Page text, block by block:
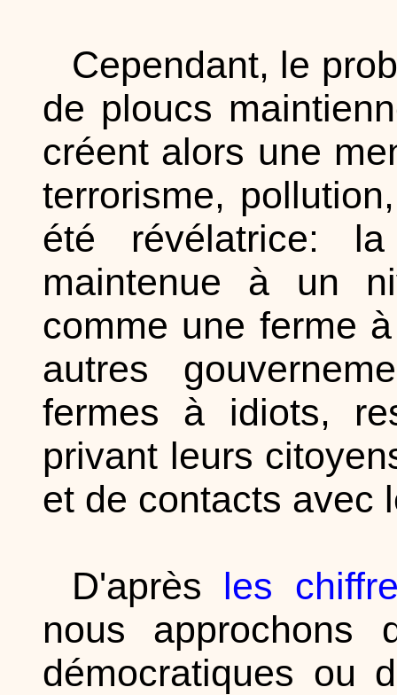
Cependant, le
de ploucs
créent alors une
terrorisme,
été révélatrice:
maintenue à un
comme une ferme
autres
fermes à idiots,
privant leurs
et de contacts avec
D'après les
nous approchons
démocratiques ou